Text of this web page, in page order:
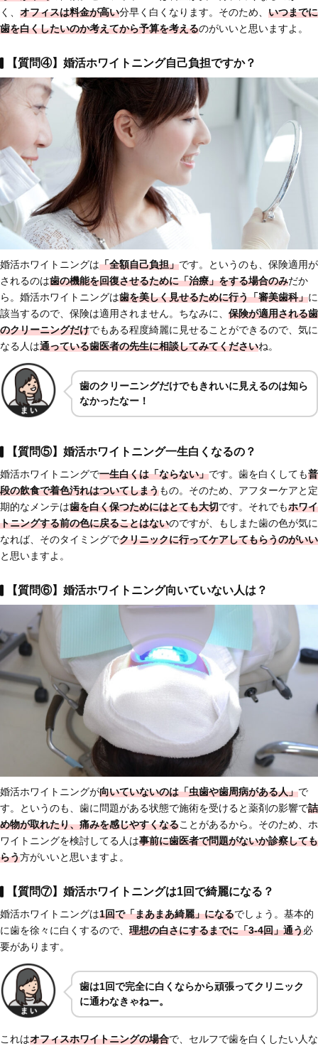
く、 オフィスは料金が高い分早く白くなります。そのため、 いつまでに
歯を白くしたいのか考えてから予算を考えるのがいいと思いますよ。
【質問④】婚活ホワイトニング自己負担ですか？
婚活ホワイトニングは「全額自己負担」です。というのも、保険適用が
されるのは歯の機能を回復させるために「治療」をする場合のみだか
ら。婚活ホワイトニングは歯を美しく見せるために行う「審美歯科」に
該当するので、保険は適用されません。ちなみに、 保険が適用される歯
のクリーニングだけでもある程度綺麗に見せることができるので、気に
なる人は通っている歯医者の先生に相談してみてくださいね。
歯のクリーニングだけでもきれいに見えるのは知ら
なかったなー！
【質問⑤】婚活ホワイトニング一生白くなるの？
婚活ホワイトニングで一生白くは「ならない」です。歯を白くしても普
段の飲食で着色汚れはついてしまうもの。そのため、アフターケアと定
期的なメンテは歯を白く保つためにはとても大切です。それでもホワイ
トニングする前の色に戻ることはないのですが、もしまた歯の色が気に
なれば、そのタイミングでクリニックに行ってケアしてもらうのがいい
と思いますよ。
【質問⑥】婚活ホワイトニング向いていない人は？
婚活ホワイトニングが向いていないのは「虫歯や歯周病がある人」で
す。というのも、歯に問題がある状態で施術を受けると薬剤の影響で詰
め物が取れたり、痛みを感じやすくなることがあるから。そのため、ホ
ワイトニングを検討してる人は事前に歯医者で問題がないか診察しても
らう方がいいと思いますよ。
【質問⑦】婚活ホワイトニングは1回で綺麗になる？
婚活ホワイトニングは1回で「まあまあ綺麗」になるでしょう。基本的
に歯を徐々に白くするので、 理想の白さにするまでに「3-4回」通う必
要があります。
歯は1回で完全に白くならから頑張ってクリニック
に通わなきゃねー。
これはオフィスホワイトニングの場合で、セルフで歯を白くしたい人な